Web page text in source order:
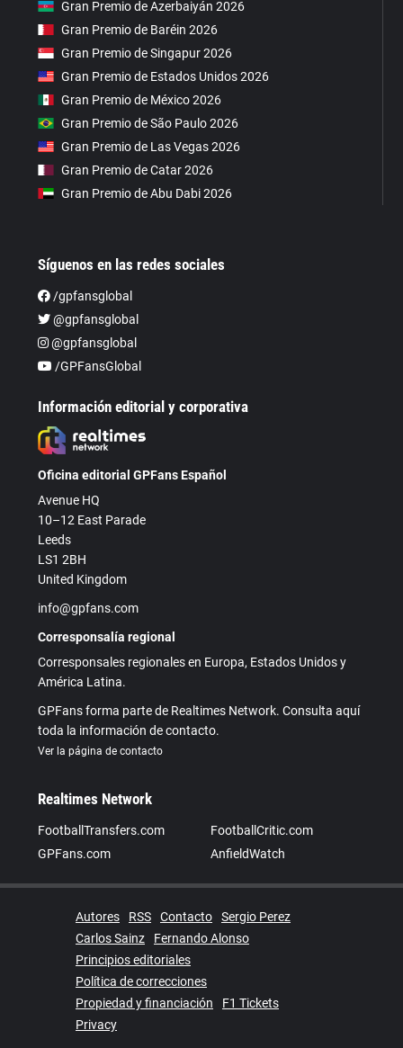
Gran Premio de Azerbaiyán 2026
Gran Premio de Baréin 2026
Gran Premio de Singapur 2026
Gran Premio de Estados Unidos 2026
Gran Premio de México 2026
Gran Premio de São Paulo 2026
Gran Premio de Las Vegas 2026
Gran Premio de Catar 2026
Gran Premio de Abu Dabi 2026
Síguenos en las redes sociales
/gpfansglobal
@gpfansglobal
@gpfansglobal
/GPFansGlobal
Información editorial y corporativa
Oficina editorial GPFans Español
Avenue HQ
10–12 East Parade
Leeds
LS1 2BH
United Kingdom
info@gpfans.com
Corresponsalía regional
Corresponsales regionales en Europa, Estados Unidos y
América Latina.
GPFans forma parte de Realtimes Network. Consulta aquí
toda la información de contacto.
Ver la página de contacto
Realtimes Network
FootballTransfers.com
FootballCritic.com
GPFans.com
AnfieldWatch
Autores RSS Contacto
Sergio Perez
Carlos Sainz
Fernando Alonso
Principios editoriales
Política de correcciones
Propiedad y financiación
F1 Tickets
Privacy